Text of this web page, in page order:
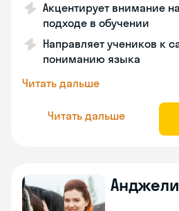
Акцентирует внимание
подходе в обучении
Направляет учеников к
пониманию языка
Читать дальше
Читать дальше